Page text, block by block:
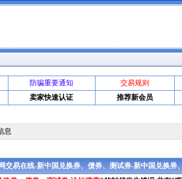
防骗重要通知 交易规则
卖家快速认证 推荐新会员
息
交易在线-新中国兑换券、债券、测试券-新中国兑换券